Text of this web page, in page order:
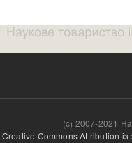
(c) 2007-2021
Creative Commons Attribution